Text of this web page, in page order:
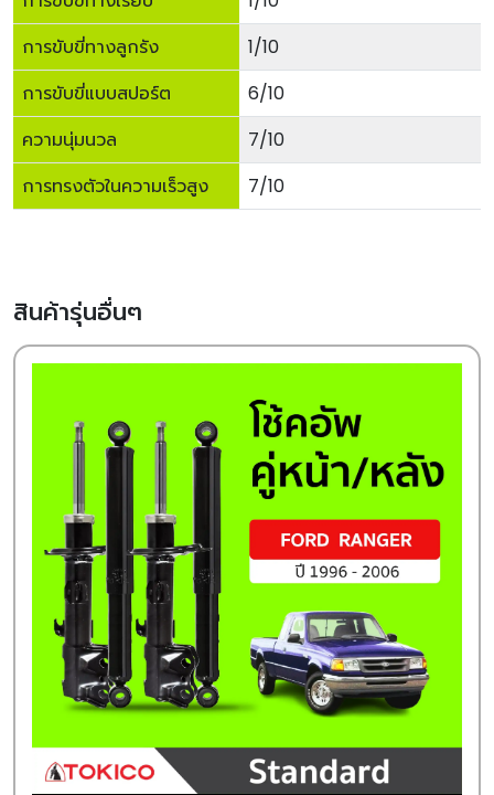
การขับขี่ทางลูกรัง
1/10
การขับขี่แบบสปอร์ต
6/10
ความนุ่มนวล
7/10
การทรงตัวในความเร็วสูง
7/10
สินค้ารุ่นอื่นๆ